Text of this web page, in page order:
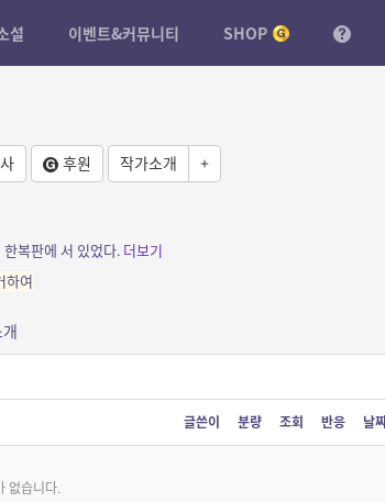
설 이벤트&커뮤니티 SHOP
후원 작가소개 +
복판에 서 있었다. 더보기
하여
글쓴이 분량 조회 반응 날
없습니다.